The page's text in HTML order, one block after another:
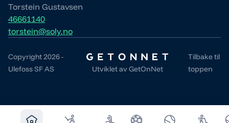
Torstein Gustavsen
46661140
torstein@soly.no
Copyright 2026 -
Ulefoss SF AS
Utviklet avGetOnNet
Tilbake til
toppen